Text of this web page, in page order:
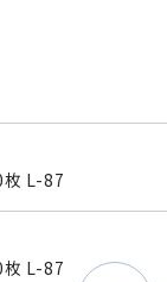
枚 L-87
枚 L-87